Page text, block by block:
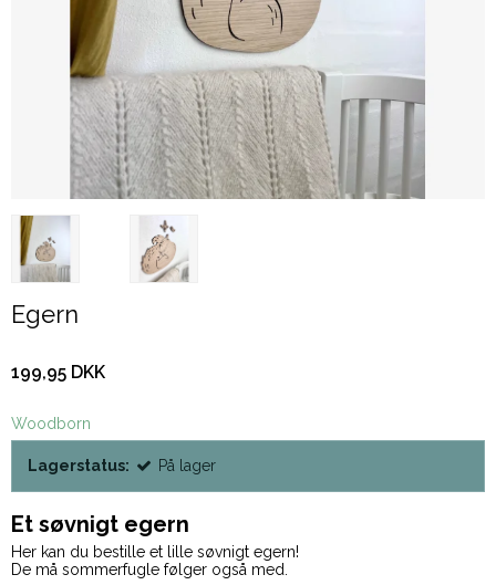
Egern
199,95 DKK
Woodborn
Lagerstatus: På lager
Et søvnigt egern
Her kan du bestille et lille søvnigt egern!
De må sommerfugle følger også med.